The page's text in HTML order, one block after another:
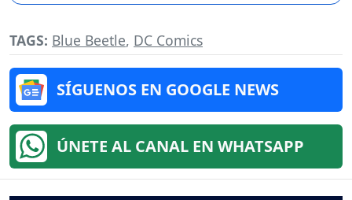
TAGS: Blue Beetle, DC Comics
SÍGUENOS EN GOOGLE NEWS
ÚNETE AL CANAL EN WHATSAPP